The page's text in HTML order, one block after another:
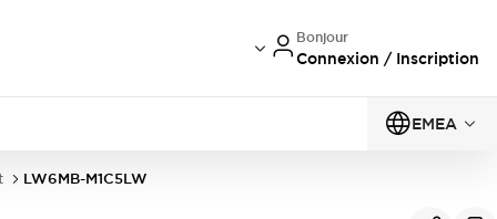
Bonjour
Connexion / Inscription
EMEA
LW6MB-M1C5LW